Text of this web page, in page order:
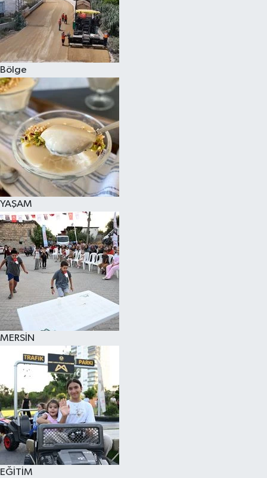
Bölge
YAŞAM
MERSİN
EĞİTİM